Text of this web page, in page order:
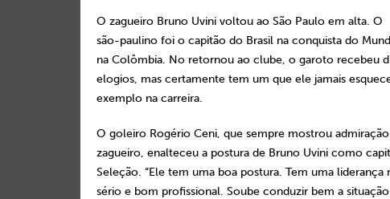
O zagueiro Bruno Uvini voltou ao São Paulo em alta. O
são-paulino foi o capitão do Brasil na conquista do
na Colômbia. No retornou ao clube, o garoto recebeu
elogios, mas certamente tem um que ele jamais
exemplo na carreira.
O goleiro Rogério Ceni, que sempre mostrou
zagueiro, enalteceu a postura de Bruno Uvini como
Seleção. “Ele tem uma boa postura. Tem uma liderança
sério e bom profissional. Soube conduzir bem a